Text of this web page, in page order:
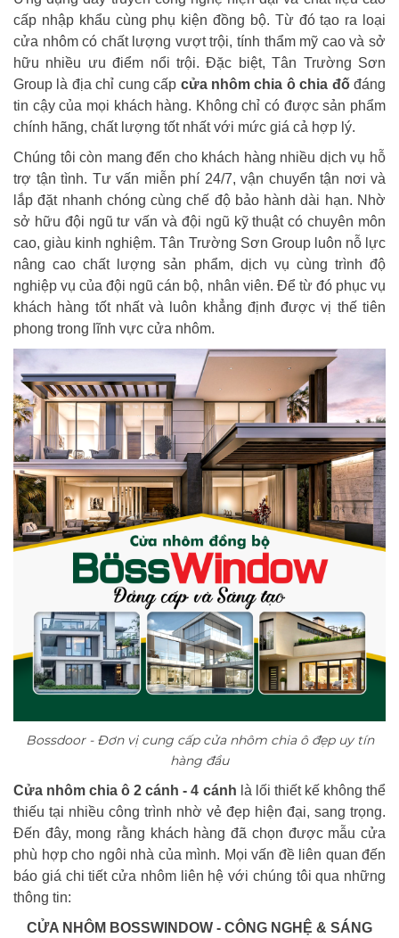
cấp nhập khẩu cùng phụ kiện đồng bộ. Từ đó tạo ra loại
cửa nhôm có chất lượng vượt trội, tính thẩm mỹ cao và sở
hữu nhiều ưu điểm nổi trội. Đặc biệt, Tân Trường Sơn
Group là địa chỉ cung cấp cửa nhôm chia ô chia đốđáng
tin cậy của mọi khách hàng. Không chỉ có được sản phẩm
chính hãng, chất lượng tốt nhất với mức giá cả hợp lý.
Chúng tôi còn mang đến cho khách hàng nhiều dịch vụ hỗ
trợ tận tình. Tư vấn miễn phí 24/7, vận chuyển tận nơi và
lắp đặt nhanh chóng cùng chế độ bảo hành dài hạn. Nhờ
sở hữu đội ngũ tư vấn và đội ngũ kỹ thuật có chuyên môn
cao, giàu kinh nghiệm. Tân Trường Sơn Group luôn nỗ lực
nâng cao chất lượng sản phẩm, dịch vụ cùng trình độ
nghiệp vụ của đội ngũ cán bộ, nhân viên. Để từ đó phục vụ
khách hàng tốt nhất và luôn khẳng định được vị thế tiên
phong trong lĩnh vực cửa nhôm.
Bossdoor - Đơn vị cung cấp cửa nhôm chia ô đẹp uy tín
hàng đầu
Cửa nhôm chia ô 2 cánh - 4 cánh là lối thiết kế không thể
thiếu tại nhiều công trình nhờ vẻ đẹp hiện đại, sang trọng.
Đến đây, mong rằng khách hàng đã chọn được mẫu cửa
phù hợp cho ngôi nhà của mình. Mọi vấn đề liên quan đến
báo giá chi tiết cửa nhôm liên hệ với chúng tôi qua những
thông tin:
CỬA NHÔM BOSSWINDOW - CÔNG NGHỆ & SÁNG